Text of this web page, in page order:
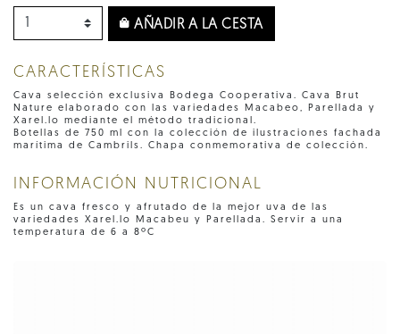
AÑADIR A LA CESTA
CARACTERÍSTICAS
Cava selección exclusiva Bodega Cooperativa. Cava Brut
Nature elaborado con las variedades Macabeo, Parellada y
Xarel.lo mediante el método tradicional.
Botellas de 750 ml con la colección de ilustraciones fachada
marítima de Cambrils. Chapa conmemorativa de colección.
INFORMACIÓN NUTRICIONAL
Es un cava fresco y afrutado de la mejor uva de las
variedades Xarel.lo Macabeu y Parellada. Servir a una
temperatura de 6 a 8ºC